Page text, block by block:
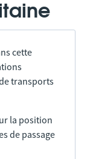
cette
transports
la position
de passage